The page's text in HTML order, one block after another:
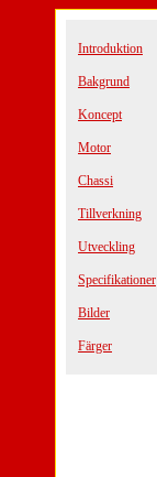
Introduktion
Bakgrund
Koncept
Motor
Chassi
Tillverkning
Utveckling
Specifikationer
Bilder
Färger